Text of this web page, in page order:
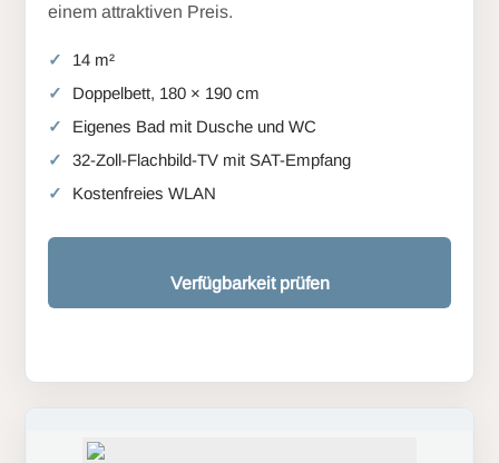
einem attraktiven Preis.
14 m²
Doppelbett, 180 × 190 cm
Eigenes Bad mit Dusche und WC
32-Zoll-Flachbild-TV mit SAT-Empfang
Kostenfreies WLAN
Verfügbarkeit prüfen